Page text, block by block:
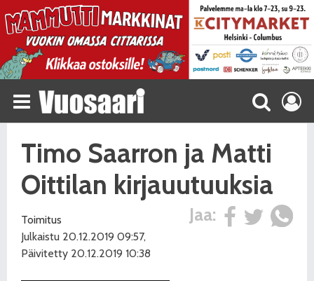
Timo Saarron ja Matti
Oittilan kirjauutuuksia
Jaa:
Toimitus
Julkaistu 20.12.2019 09:57,
Päivitetty 20.12.2019 10:38